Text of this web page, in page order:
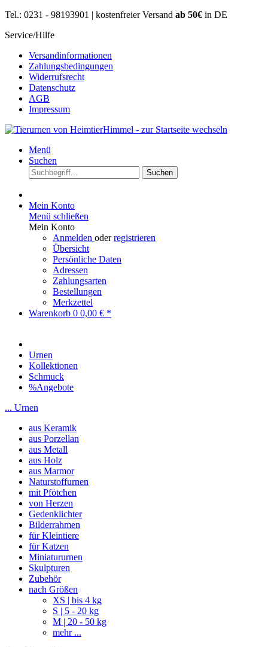
Tel.: 0231 - 98193901 | kostenfreier Versand ab 50€ in DE
Service/Hilfe
Versandinformationen
Zahlungsbedingungen
Widerrufsrecht
Datenschutz
AGB
Impressum
Menü
Suchen
Suchen
Mein Konto
Menü schließen
Mein Konto
Anmelden oderregistrieren
Übersicht
Persönliche Daten
Adressen
Zahlungsarten
Bestellungen
Merkzettel
Warenkorb 0 0,00 € *
Urnen
Kollektionen
Schmuck
%Angebote
... Urnen
aus Keramik
aus Porzellan
aus Metall
aus Holz
aus Marmor
Naturstoffurnen
mit Pfötchen
von Herzen
Gedenklichter
Bilderrahmen
für Kleintiere
für Katzen
Miniatururnen
Skulpturen
Zubehör
nach Größen
XS | bis 4 kg
S | 5 - 20 kg
M | 20 - 50 kg
mehr ...